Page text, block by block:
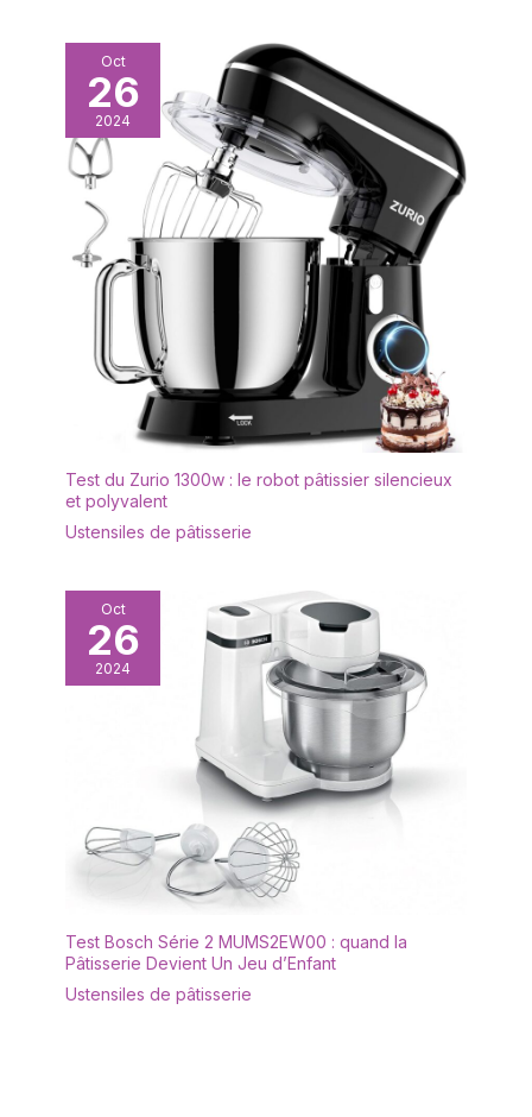
Oct
26
2024
Test du Zurio 1300w : le robot pâtissier silencieux
et polyvalent
Ustensiles de pâtisserie
Oct
26
2024
Test Bosch Série 2 MUMS2EW00 : quand la
Pâtisserie Devient Un Jeu d’Enfant
Ustensiles de pâtisserie